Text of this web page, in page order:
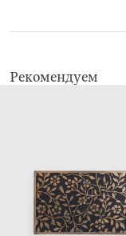
Рекомендуем